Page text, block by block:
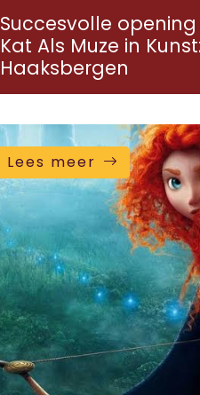
Succesvolle opening
Kat Als Muze in
Haaksbergen
Lees meer